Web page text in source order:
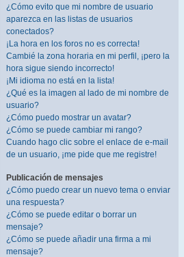
¿Cómo evito que mi nombre de usuario
aparezca en las listas de usuarios
conectados?
¡La hora en los foros no es correcta!
Cambié la zona horaria en mi perfil, ¡pero la
hora sigue siendo incorrecto!
¡Mi idioma no está en la lista!
¿Qué es la imagen al lado de mi nombre de
usuario?
¿Cómo puedo mostrar un avatar?
¿Cómo se puede cambiar mi rango?
Cuando hago clic sobre el enlace de e-mail
de un usuario, ¡me pide que me registre!
Publicación de mensajes
¿Cómo puedo crear un nuevo tema o enviar
una respuesta?
¿Cómo se puede editar o borrar un
mensaje?
¿Cómo se puede añadir una firma a mi
mensaje?